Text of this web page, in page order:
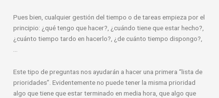
Pues bien, cualquier gestión del tiempo o de tareas empieza por el
principio: ¿qué tengo que hacer?, ¿cuándo tiene que estar hecho?,
¿cuánto tiempo tardo en hacerlo?, ¿de cuánto tiempo dispongo?,
…
Este tipo de preguntas nos ayudarán a hacer una primera “lista de
prioridades”. Evidentemente no puede tener la misma prioridad
algo que tiene que estar terminado en media hora, que algo que